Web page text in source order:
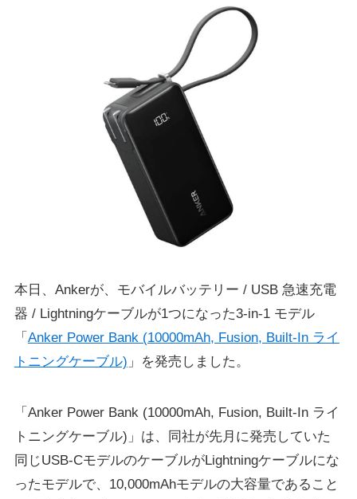
本日、Ankerが、モバイルバッテリー / USB 急速充電
器 / Lightningケーブルが1つになった3-in-1 モデル
「 Anker Power Bank (10000mAh, Fusion, Built-In ライ
トニングケーブル) 」を発売しました。
「Anker Power Bank (10000mAh, Fusion, Built-In ライ
トニングケーブル)」は、同社が先月に発売していた
同じUSB-CモデルのケーブルがLightningケーブルにな
ったモデルで、10,000mAhモデルの大容量であること